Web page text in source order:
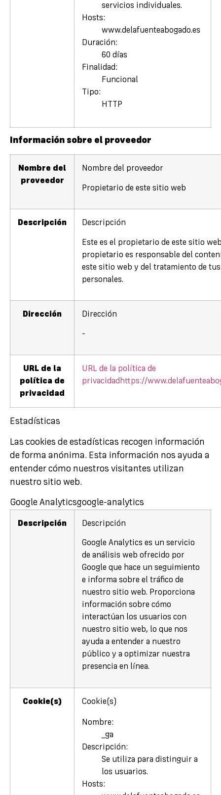
servicios individuales.
Hosts:
www.delafuenteabogado.es
Duración:
60 días
Finalidad:
Funcional
Tipo:
HTTP
Información sobre el proveedor
Nombre del
proveedor
Nombre del proveedor
Propietario de este sitio web
Descripción Descripción
Este es el propietario de este sitio
propietario es responsable del
este sitio web y del tratamiento de
personales.
Dirección Dirección
-
URL de la
política de
privacidad
URL de la política de
privacidad https://
Estadísticas
Las cookies de estadísticas recogen información
de forma anónima. Esta información nos ayuda a
entender cómo nuestros visitantes utilizan
nuestro sitio web.
Google Analyticsgoogle-analytics
Descripción Descripción
Google Analytics es un servicio
de análisis web ofrecido por
Google que hace un seguimiento
e informa sobre el tráfico de
nuestro sitio web. Proporciona
información sobre cómo
interactúan los usuarios con
nuestro sitio web, lo que nos
ayuda a entender a nuestro
público y a optimizar nuestra
presencia en línea.
Cookie(s) Cookie(s)
Nombre:
_ga
Descripción:
Se utiliza para distinguir a
los usuarios.
Hosts: